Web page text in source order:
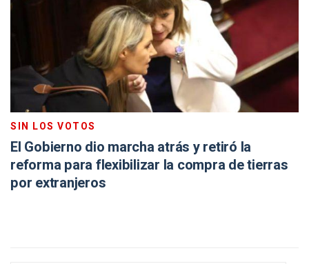
SIN LOS VOTOS
El Gobierno dio marcha atrás y retiró la
reforma para flexibilizar la compra de tierras
por extranjeros